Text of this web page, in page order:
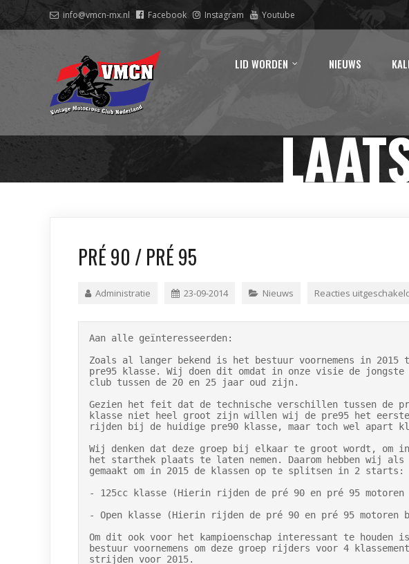
info@vmcn-mx.nl Facebook Instagram Youtube
LID WORDEN NIEUWS
PRÉ 90 / PRÉ 95
Administratie 23-09-2014 Nieuws Reacties
Aan alle geïnteresseerden:
Zoals al langer bekend is het bestuur voornemens in 2015
pre95 klasse. Wij doen dit omdat in onze visie de jongste
club tussen de 20 en 25 jaar oud zijn.
Gezien het feit dat de technische verschillen tussen de
klasse niet heel groot zijn willen wij de pre95 het
rijden bij de huidige pre90 klasse, maar toch wel apart
Wij denken dat deze groep bij elkaar te groot wordt, om
het starthek plaats te laten nemen. Daarom hebben wij als
gemaakt om in 2015 de klassen op te splitsen in 2 starts:
- 125cc klasse (Hierin rijden de pré 90 en pré 95 motoren
- Open klasse (Hierin rijden de pré 90 en pré 95 motoren
Om dit ook voor het kampioenschap interessant te houden
bestuur voornemens om deze groep rijders voor 4
strijden voor 2015.